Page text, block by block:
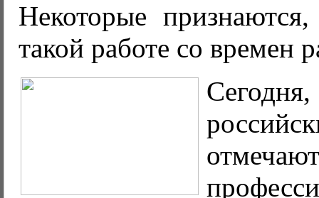
Некоторые
такой работе со времен